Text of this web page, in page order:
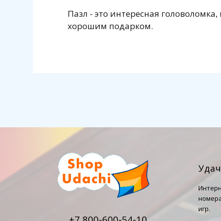
Пазл - это интересная
хорошим подарком.
игр.